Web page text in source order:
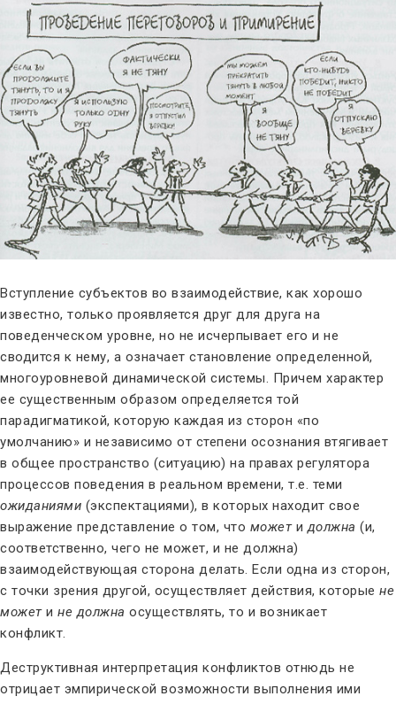
Вступление субъектов во взаимодействие, как хорошо
известно, только проявляется друг для друга на
поведенческом уровне, но не исчерпывает его и не
сводится к нему, а означает становление определенной,
многоуровневой динамической системы. Причем характер
ее существенным образом определяется той
парадигматикой, которую каждая из сторон «по
умолчанию» и независимо от степени осознания втягивает
в общее пространство (ситуацию) на правах регулятора
процессов поведения в реальном времени, т.е. теми
ожиданиями (экспектациями), в которых находит свое
выражение представление о том, что можетидолжна (и,
соответственно, чего не может, и не должна)
взаимодействующая сторона делать. Если одна из сторон,
с точки зрения другой, осуществляет действия, которые не
может и не должна осуществлять, то и возникает
конфликт.
Деструктивная интерпретация конфликтов отнюдь не
отрицает эмпирической возможности выполнения ими